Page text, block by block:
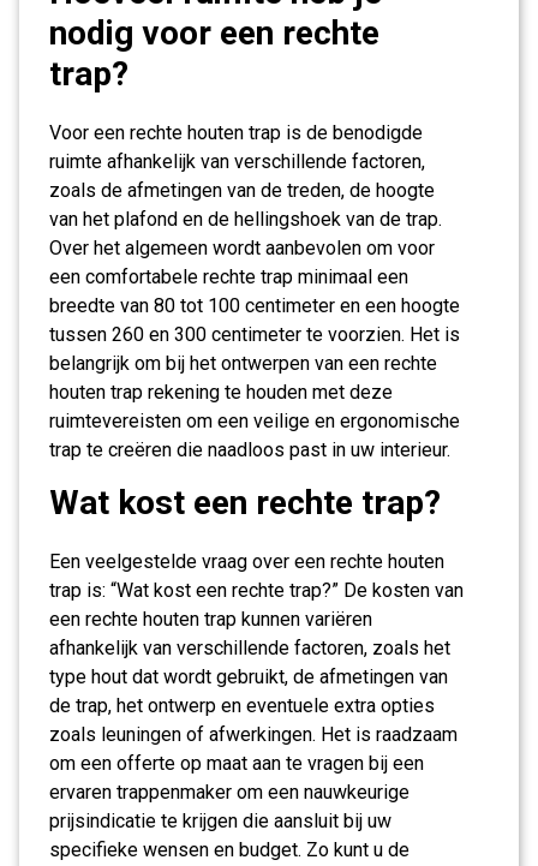
nodig voor een rechte
trap?
Voor een rechte houten trap is de benodigde
ruimte afhankelijk van verschillende factoren,
zoals de afmetingen van de treden, de hoogte
van het plafond en de hellingshoek van de trap.
Over het algemeen wordt aanbevolen om voor
een comfortabele rechte trap minimaal een
breedte van 80 tot 100 centimeter en een hoogte
tussen 260 en 300 centimeter te voorzien. Het is
belangrijk om bij het ontwerpen van een rechte
houten trap rekening te houden met deze
ruimtevereisten om een veilige en ergonomische
trap te creëren die naadloos past in uw interieur.
Wat kost een rechte trap?
Een veelgestelde vraag over een rechte houten
trap is: “Wat kost een rechte trap?” De kosten van
een rechte houten trap kunnen variëren
afhankelijk van verschillende factoren, zoals het
type hout dat wordt gebruikt, de afmetingen van
de trap, het ontwerp en eventuele extra opties
zoals leuningen of afwerkingen. Het is raadzaam
om een offerte op maat aan te vragen bij een
ervaren trappenmaker om een nauwkeurige
prijsindicatie te krijgen die aansluit bij uw
specifieke wensen en budget. Zo kunt u de